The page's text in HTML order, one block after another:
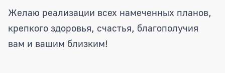
Желаю реализации всех намеченных планов,
крепкого здоровья, счастья, благополучия
вам и вашим близким!